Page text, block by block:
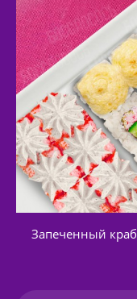
Запеченный